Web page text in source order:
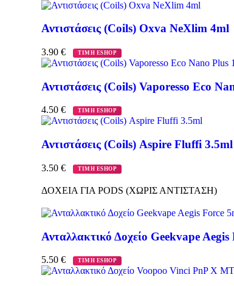
Αντιστάσεις (Coils) Oxva NeXlim 4ml
3.90 € ΤΙΜΗ ESHOP
Αντιστάσεις (Coils) Vaporesso Eco
4.50 € ΤΙΜΗ ESHOP
Αντιστάσεις (Coils) Aspire Fluffi 3.5ml
3.50 € ΤΙΜΗ ESHOP
ΔΟΧΕΙΑ ΓΙΑ PODS (ΧΩΡΙΣ ΑΝΤΙΣΤΑΣΗ)
Ανταλλακτικό Δοχείο Geekvape
5.50 € ΤΙΜΗ ESHOP